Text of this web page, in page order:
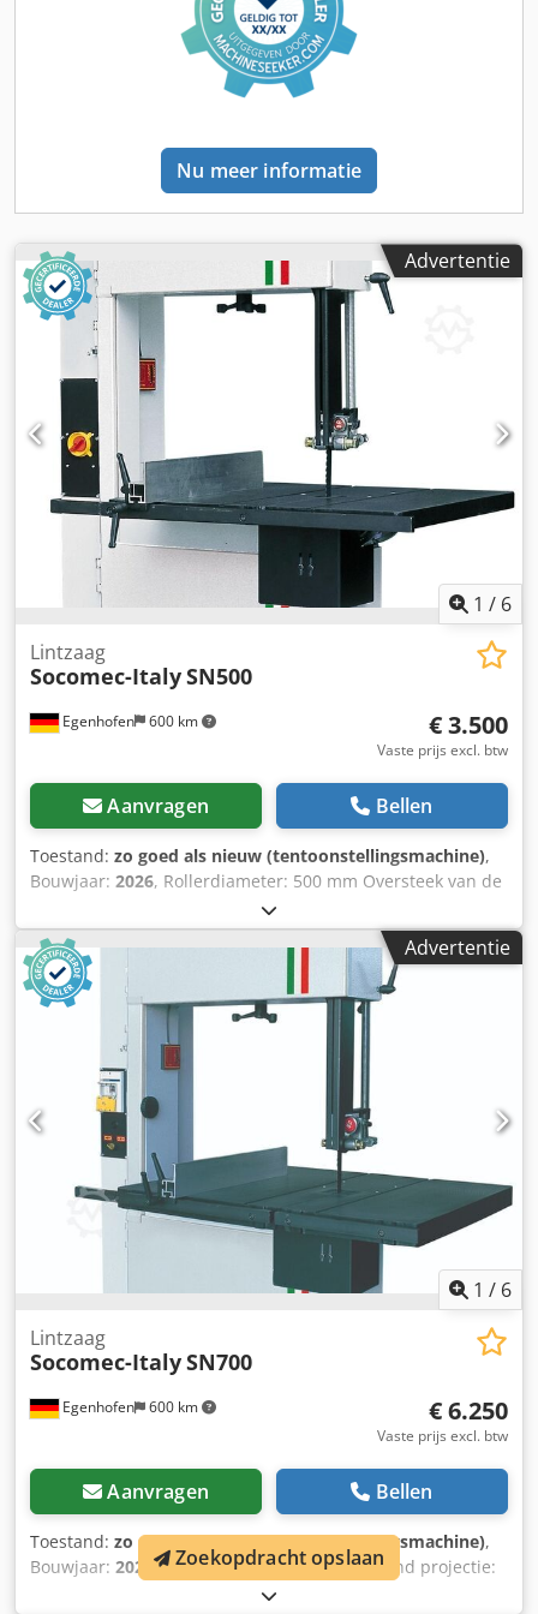
en tandheugel met millimeterschaal Veiligheidsschakelaar
voor automatische uitschakeling bij het openen van de
deur Grote gegoten parallelaanslag Standaard met
hoekaanslag Tafelkanteling via tandheugel en handwiel
Afmetingen en gewichten Lengte (product) ca. 1190 mm
Breedte/diepte (product) ca. 820 mm Hoogte (product) ca.
werktafel 830 mm Werktafelbreedte 600 mm Hoogte
werktafel 830 mm Helling werktafel 0 – 45° Verklaring van
de helling van de werktafel Om veiligheidsredenen moet
vanaf 20° een vasthoudvoorziening/stop worden
geïnstalleerd om te voorkomen dat het hout wegglijdt!
Elektrische gegevens Aansluitspanning 400V Netfrequentie
50Hz Uitgangsvermogen 4,1 kW Snijgebieden Maaihoogte
max. 90° 400 mm Snijbreedte max. met stop 570 mm
Snijbreedte max. zonder stop 610 mm bandzaagblad
Zaagbandsnelheid(en) 1615m/min Vliegwieldiameter 630
mm Zaagbandlengte 4600 mm Zaagbladgeleiding
Precisiegeleiding boven en onder Locatie: af magazijn
54634 Bitburg - per direct beschikbaar -
Nu meer informatie
Advertentie
1 / 6
Egenhofen 600 km
Lintzaag
Socomec-ItalySN500
€ 3.500
Vaste prijs excl. btw
Aanvragen Bellen
Toestand: zo goed als nieuw (tentoonstellingsmachine),
Bouwjaar: 2026, Rollerdiameter: 500 mm Oversteek van de
standaard: 485 mm Snijdiepte: 320 mm Dwsdpfx Aezq
Dchshnea Tafel kantelbaar: ja, 0 tot +20° Tafelafmeting:
700 x 490 mm Bandsnelheid: 18 m/min Motorvermogen: 2
kW / 400V Motorrem: ja / automatisch Afzuigaansluiting: 2
x 100 mm Machine lengte: 920 mm Machine breedte: 600
mm Machine hoogte: 1880 mm Gewicht: 215 kg
Advertentie
1 / 6
Egenhofen 600 km
Lintzaag
Socomec-ItalySN700
€ 6.250
Vaste prijs excl. btw
Aanvragen Bellen
Toestand: zo goed als nieuw (tentoonstellingsmachine),
Bouwjaar: 2026 , Diameter rollen: 700 mm Stand projectie:
670 mm Snijdiepte: 430mm Dodohpl Tqepfx Ahnswa Tafel
Zoekopdracht opslaan